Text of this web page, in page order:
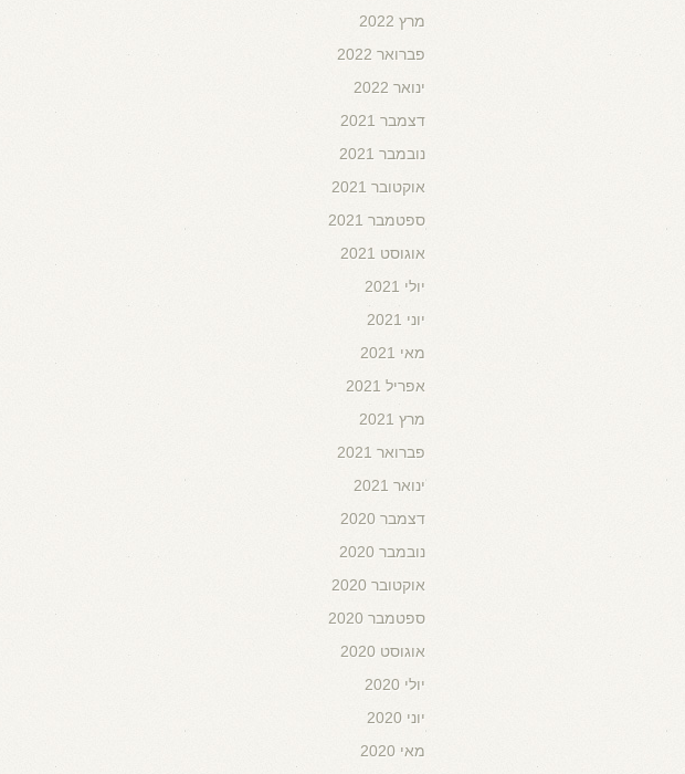
מרץ 2022
פברואר 2022
ינואר 2022
דצמבר 2021
נובמבר 2021
אוקטובר 2021
ספטמבר 2021
אוגוסט 2021
יולי 2021
יוני 2021
מאי 2021
אפריל 2021
מרץ 2021
פברואר 2021
ינואר 2021
דצמבר 2020
נובמבר 2020
אוקטובר 2020
ספטמבר 2020
אוגוסט 2020
יולי 2020
יוני 2020
מאי 2020